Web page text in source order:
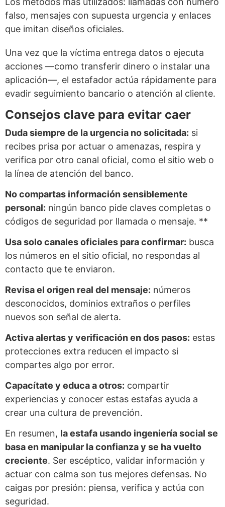
falso, mensajes con supuesta urgencia y enlaces
que imitan diseños oficiales.
Una vez que la víctima entrega datos o ejecuta
acciones —como transferir dinero o instalar una
aplicación—, el estafador actúa rápidamente para
evadir seguimiento bancario o atención al cliente.
Consejos clave para evitar caer
Duda siempre de la urgencia no solicitada: si
recibes prisa por actuar o amenazas, respira y
verifica por otro canal oficial, como el sitio web o
la línea de atención del banco.
No compartas información sen­siblemente
personal: ningún banco pide claves completas o
códigos de seguridad por llamada o mensaje. **
Usa solo canales oficiales para confirmar: busca
los números en el sitio oficial, no respondas al
contacto que te enviaron.
Revisa el origen real del mensaje: números
desconocidos, dominios extraños o perfiles
nuevos son señal de alerta.
Activa alertas y verificación en dos pasos: estas
protecciones extra reducen el impacto si
compartes algo por error.
Capacítate y educa a otros: compartir
experiencias y conocer estas estafas ayuda a
crear una cultura de prevención.
En resumen, la estafa usando ingeniería social se
basa en manipular la confianza y se ha vuelto
creciente. Ser escéptico, validar información y
actuar con calma son tus mejores defensas. No
caigas por presión: piensa, verifica y actúa con
seguridad.